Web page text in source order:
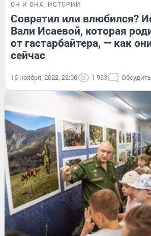
ОН И ОНА ИСТОРИИ
Совратил или влюбился?
Вали Исаевой, которая
от гастарбайтера, — как
сейчас
16 ноября, 2022, 22:00 1 933 Обсудить